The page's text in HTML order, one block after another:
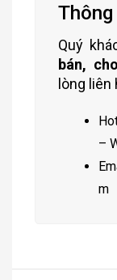
Quý
bán,
lòng liên
–
m